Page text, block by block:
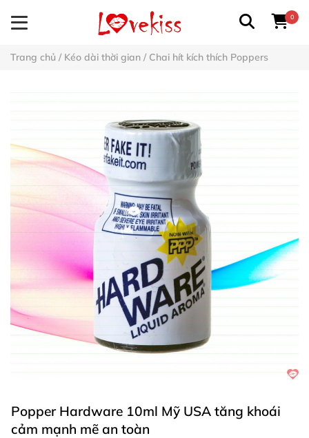
0
Trang chủ / Kéo dài thời gian / Chai hít kích thích Poppers
Popper Hardware 10ml Mỹ USA tăng khoái
cảm mạnh mẽ an toàn